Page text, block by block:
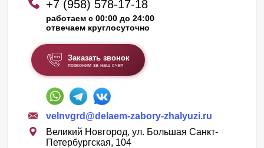
+7 (958) 578-17-18
работаем с 00:00 до 24:00
отвечаем круглосуточно
Заказать звонок
позвоним за наш счет
velnvgrd@delaem-zabory-zhalyuzi.ru
Великий Новгород, ул. Большая Санкт-
Петербургская, 104